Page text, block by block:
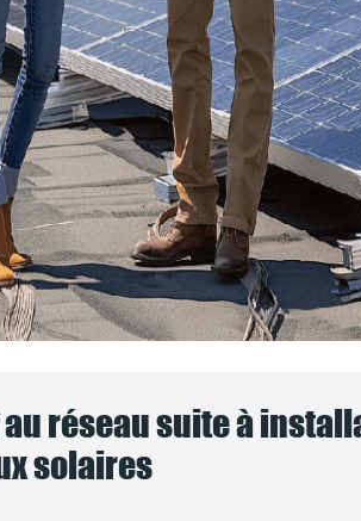
réseau suite à
solaires